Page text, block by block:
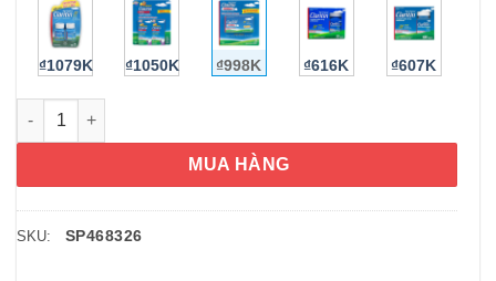
₫1079K ₫1050K ₫998K ₫616K ₫607K
Viên ngậm chống dị ứng Claritin RediTabs 10 mg Non-Drowsy
MUA HÀNG
SKU: SP468326